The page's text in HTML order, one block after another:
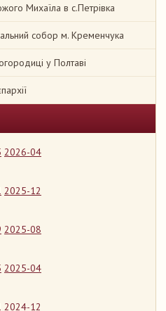
Михаїла в с.Петрівка
собор м. Кременчука
у Полтаві
2026-04
2025-12
2025-08
2025-04
2024-12